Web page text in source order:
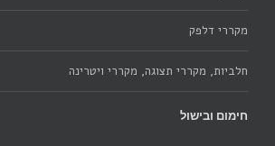
מקררי דלפק
חלביות, מקררי תצוגה, מקררי ויטרינה
חימום ובישול